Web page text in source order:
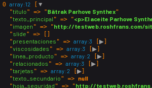
0 array:12
▼
  "
titulo " => "Bätrak Parhove Synthex"
  "
texto_principal " => "<p>El aceite Parhove
  "
imagen " => "http://testweb.roshfrans.com/
  "
slide " => []
  "
presentaciones " => array:3 ▶
  "
viscosidades " => array:3 ▶
  "
linea_producto " => array:2 ▶
  "
relacionados " => array:3 ▶
  "
tarjetas " => array:2 ▶
  "
texto_secundario " => null
  "
hoja_seguridad " => "http://